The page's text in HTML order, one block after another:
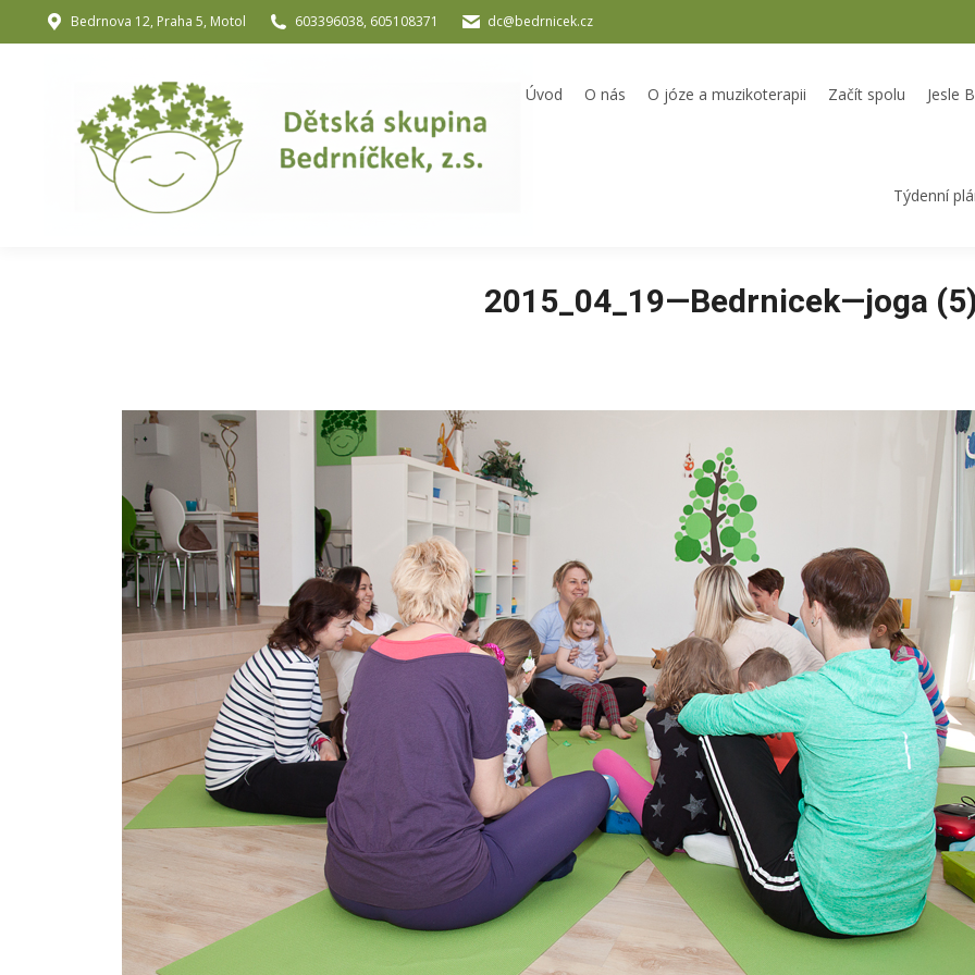
Bedrnova 12, Praha 5, Motol 603396038, 605108371 dc@bedrnicek.cz
Úvod O nás O józe a muzikoterapii Začít spolu Jesle
Týdenní
2015_04_19—Bedrnicek—joga
Úvod O nás O józe a muzikoterapii Začít spolu Jesle Bedrníček Školka Bedrníček